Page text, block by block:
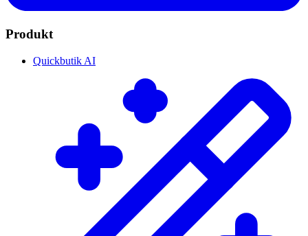
Produkt
Quickbutik AI